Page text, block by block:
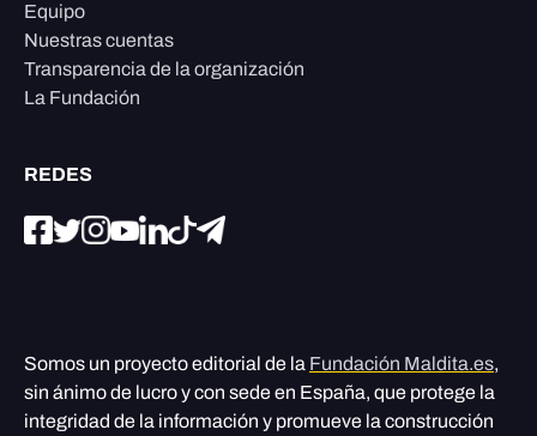
Equipo
Nuestras cuentas
Transparencia de la organización
La Fundación
REDES
Somos un proyecto editorial de la Fundación Maldita.es,
sin ánimo de lucro y con sede en España, que protege la
integridad de la información y promueve la construcción